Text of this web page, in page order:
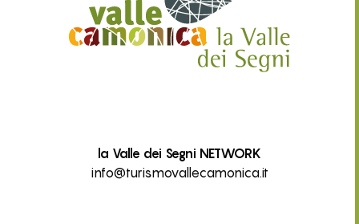
la Valle dei Segni NETWORK
info@turismovallecamonica.it